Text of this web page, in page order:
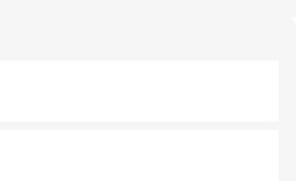
は地元の風情を楽しめる外せないスポット